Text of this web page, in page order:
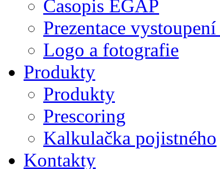
Časopis EGAP
Prezentace
Logo a fotografie
Produkty
Produkty
Prescoring
Kalkulačka pojistného
Kontakty